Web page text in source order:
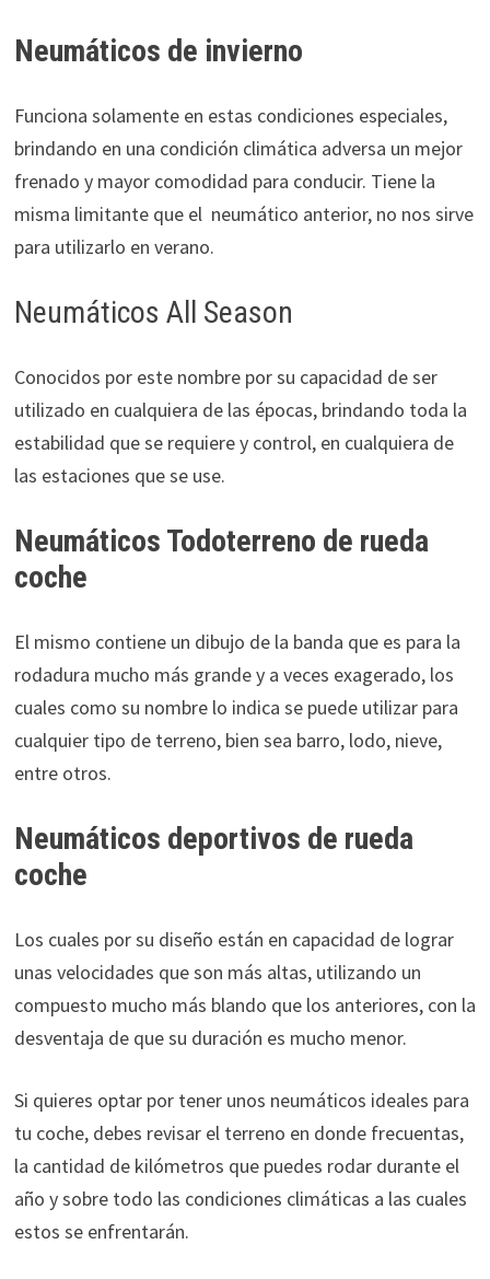
Neumáticos de invierno
Funciona solamente en estas condiciones especiales,
brindando en una condición climática adversa un mejor
frenado y mayor comodidad para conducir. Tiene la
misma limitante que el neumático anterior, no nos sirve
para utilizarlo en verano.
Neumáticos All Season
Conocidos por este nombre por su capacidad de ser
utilizado en cualquiera de las épocas, brindando toda la
estabilidad que se requiere y control, en cualquiera de
las estaciones que se use.
Neumáticos Todoterreno de rueda
coche
El mismo contiene un dibujo de la banda que es para la
rodadura mucho más grande y a veces exagerado, los
cuales como su nombre lo indica se puede utilizar para
cualquier tipo de terreno, bien sea barro, lodo, nieve,
entre otros.
Neumáticos deportivos de rueda
coche
Los cuales por su diseño están en capacidad de lograr
unas velocidades que son más altas, utilizando un
compuesto mucho más blando que los anteriores, con la
desventaja de que su duración es mucho menor.
Si quieres optar por tener unos neumáticos ideales para
tu coche, debes revisar el terreno en donde frecuentas,
la cantidad de kilómetros que puedes rodar durante el
año y sobre todo las condiciones climáticas a las cuales
estos se enfrentarán.